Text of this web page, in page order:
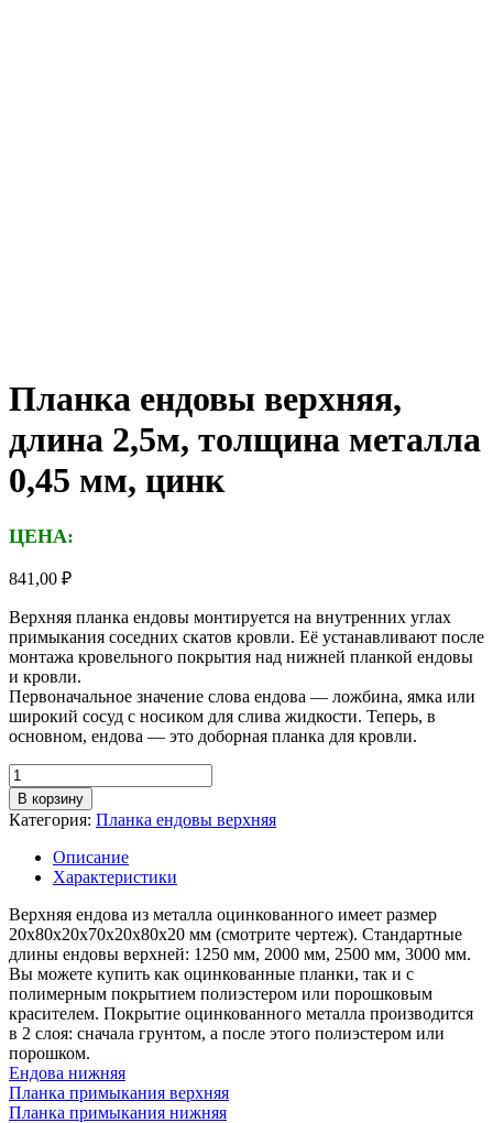
Планка ендовы верхняя,
длина 2,5м, толщина металла
0,45 мм, цинк
ЦЕНА:
841,00 ₽
Верхняя планка ендовы монтируется на внутренних углах
примыкания соседних скатов кровли. Её устанавливают после
монтажа кровельного покрытия над нижней планкой ендовы
и кровли.
Первоначальное значение слова ендова — ложбина, ямка или
широкий сосуд с носиком для слива жидкости. Теперь, в
основном, ендова — это доборная планка для кровли.
Количество
товара
Планка
ендовы
верхняя,
длина
толщина
металла
0,45
мм,
цинк
В корзину
Категория: Планка ендовы верхняя
Описание
Характеристики
Верхняя ендова из металла оцинкованного имеет размер
20х80х20х70х20х80х20 мм (смотрите чертеж). Стандартные
длины ендовы верхней: 1250 мм, 2000 мм, 2500 мм, 3000 мм.
Вы можете купить как оцинкованные планки, так и с
полимерным покрытием полиэстером или порошковым
красителем. Покрытие оцинкованного металла производится
в 2 слоя: сначала грунтом, а после этого полиэстером или
порошком.
Ендова нижняя
Планка примыкания верхняя
Планка примыкания нижняя